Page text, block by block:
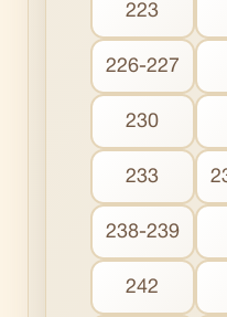
223
226-227
230
233
238-239
242